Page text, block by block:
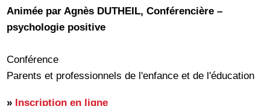
Animée par Agnès DUTHEIL, Conférencière –
psychologie positive
Conférence
Parents et professionnels de l'enfance et de l'éducation
» Inscription en ligne